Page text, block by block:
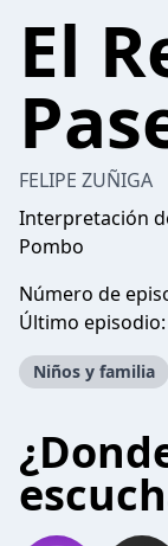
El
FELIPE ZUÑIGA
Interpretación
Pombo
Número de
Último episodio:
Niños y familia